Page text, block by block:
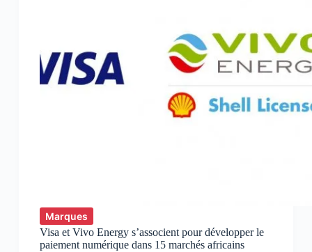
Marques
Visa et Vivo Energy s’associent pour développer le
paiement numérique dans 15 marchés africains